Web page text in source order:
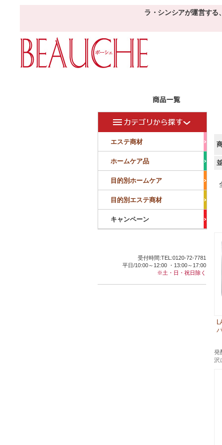
ラ・シンシアが運営する
美容液 美白 小顔・痩顔
敏
エステ商材
ホームケア品
目的別ホームケア
目的別エステ商材
キャンペーン
受付時間:TEL:0120-72-7781
平日/10:00～12:00 ・13:00～17:00
※土・日・祝日除く
発
沢